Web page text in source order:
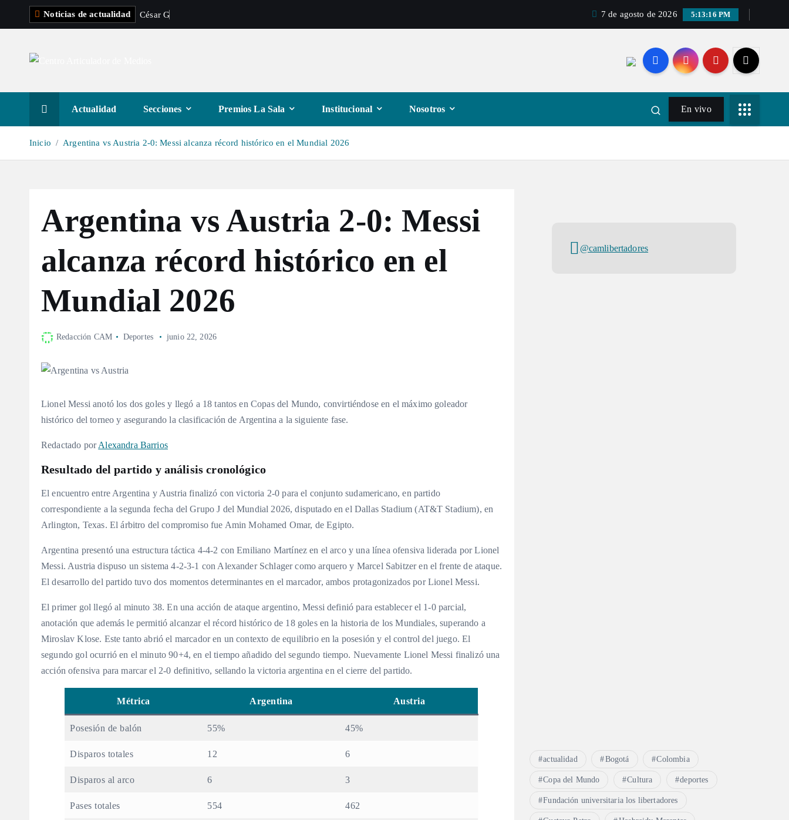
Noticias de actualidad César G 7 de agosto de 2026 5:13:16 PM
Actualidad Secciones Premios La Sala Institucional Nosotros En vivo
Inicio Argentina vs Austria 2-0: Messi alcanza récord histórico en el Mundial 2026
Argentina vs Austria 2-0: Messi
alcanza récord histórico en el
Mundial 2026
Redacción CAM Deportes junio 22, 2026
Lionel Messi anotó los dos goles y llegó a 18 tantos en Copas del Mundo, convirtiéndose en el máximo goleador
histórico del torneo y asegurando la clasificación de Argentina a la siguiente fase.
Redactado porAlexandra Barrios
Resultado del partido y análisis cronológico
El encuentro entre Argentina y Austria finalizó con victoria 2-0 para el conjunto sudamericano, en partido
correspondiente a la segunda fecha del Grupo J del Mundial 2026, disputado en el Dallas Stadium (AT&T Stadium), en
Arlington, Texas. El árbitro del compromiso fue Amin Mohamed Omar, de Egipto.
Argentina presentó una estructura táctica 4-4-2 con Emiliano Martínez en el arco y una línea ofensiva liderada por Lionel
Messi. Austria dispuso un sistema 4-2-3-1 con Alexander Schlager como arquero y Marcel Sabitzer en el frente de ataque.
El desarrollo del partido tuvo dos momentos determinantes en el marcador, ambos protagonizados por Lionel Messi.
El primer gol llegó al minuto 38. En una acción de ataque argentino, Messi definió para establecer el 1-0 parcial,
anotación que además le permitió alcanzar el récord histórico de 18 goles en la historia de los Mundiales, superando a
Miroslav Klose. Este tanto abrió el marcador en un contexto de equilibrio en la posesión y el control del juego. El
segundo gol ocurrió en el minuto 90+4, en el tiempo añadido del segundo tiempo. Nuevamente Lionel Messi finalizó una
acción ofensiva para marcar el 2-0 definitivo, sellando la victoria argentina en el cierre del partido.
Métrica Argentina Austria
Posesión de balón 55% 45%
Disparos totales 12 6
Disparos al arco 6 3
Pases totales 554 462
@camlibertadores
actualidad Bogotá Colombia
Copa del Mundo Cultura deportes
Fundación universitaria los libertadores